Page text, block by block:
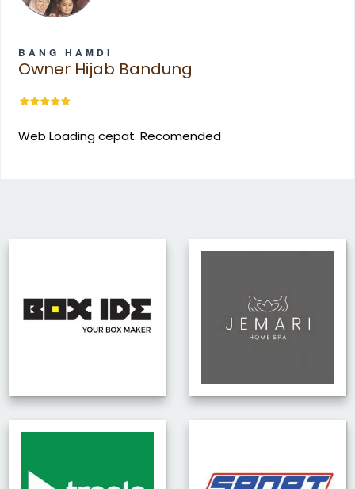
BANG HAMDI
Owner Hijab Bandung
Web Loading cepat. Recomended